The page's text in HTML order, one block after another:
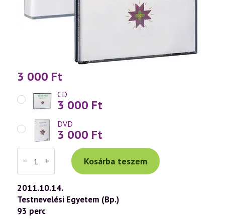
3 000 Ft
CD
3 000 Ft
DVD
3 000 Ft
Váradi
Tibor
előadás
(584)
—
A
művészet
missziója
a
Kosárba teszem
2011.10.14.
Testnevelési Egyetem (Bp.)
93 perc